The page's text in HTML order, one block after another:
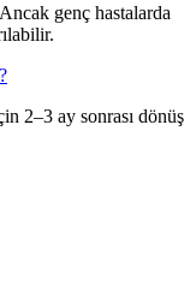
genç hastalarda
2–3 ay sonrası dönüş